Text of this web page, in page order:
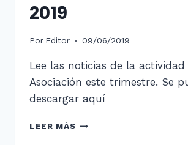
2019
Por Editor 09/06/2019
Lee las noticias de la
Asociación este trimestre. Se
descargar aquí
LEER MÁSNEWSLETTER